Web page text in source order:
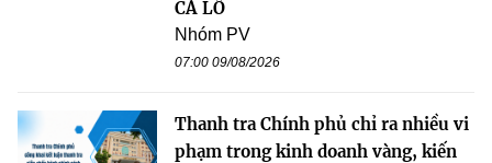
CÀ LỒ
Nhóm PV
07:00 09/08/2026
Thanh tra Chính phủ chỉ ra nhiều vi
phạm trong kinh doanh vàng, kiến